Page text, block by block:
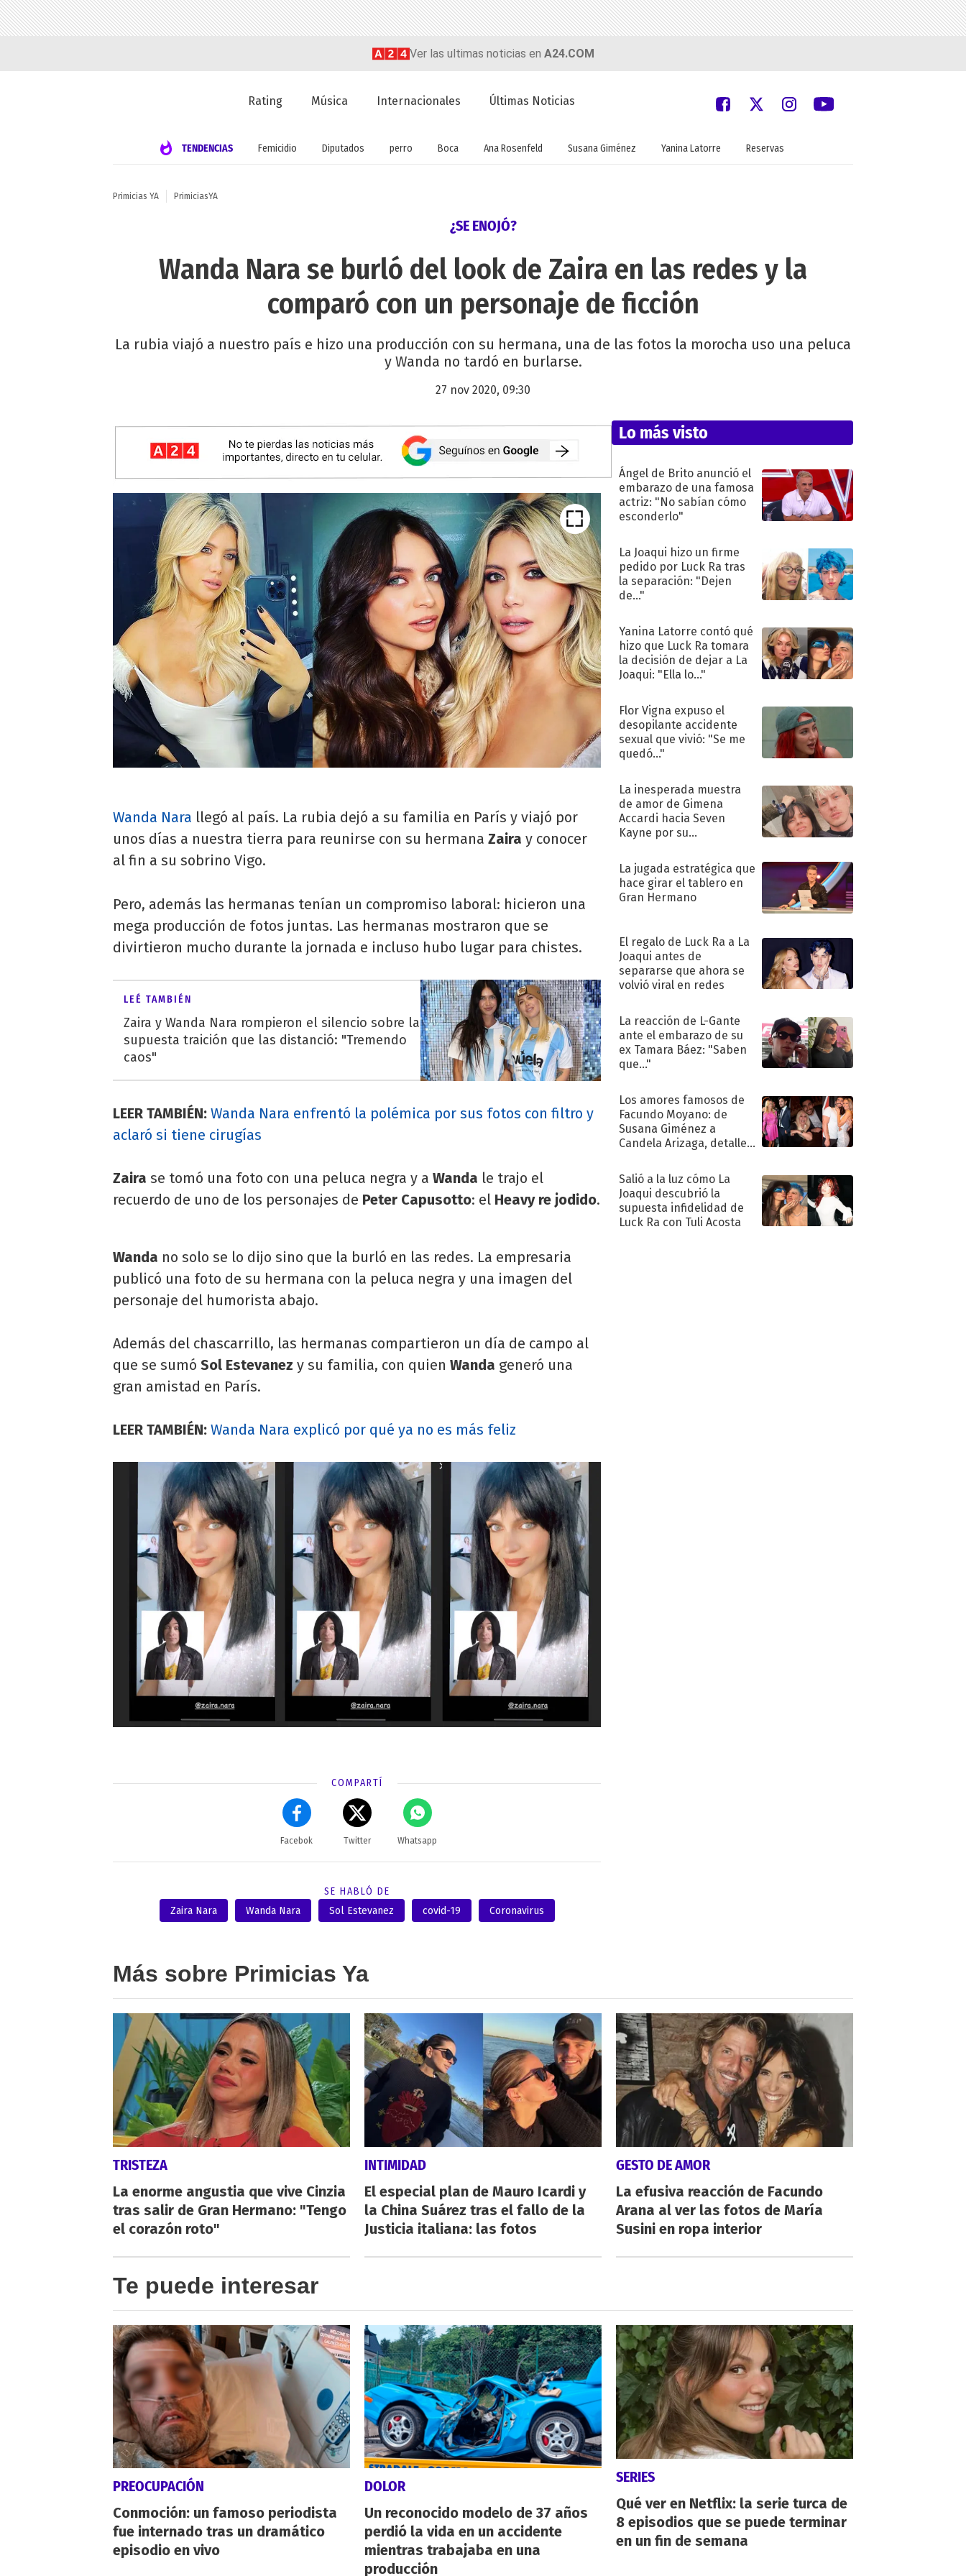
Ver las ultimas noticias en A24.COM
Rating Música Internacionales Últimas Noticias
TENDENCIAS Femicidio Diputados perro Boca Ana Rosenfeld Susana Giménez Yanina Latorre Reservas
Primicias YA PrimiciasYA
¿SE ENOJÓ?
Wanda Nara se burló del look de Zaira en las redes y la
comparó con un personaje de ficción
La rubia viajó a nuestro país e hizo una producción con su hermana, una de las fotos la morocha uso una peluca
y Wanda no tardó en burlarse.
27 nov 2020, 09:30
Wanda Nara llegó al país. La rubia dejó a su familia en París y viajó por
unos días a nuestra tierra para reunirse con su hermana Zaira y conocer
al fin a su sobrino Vigo.
Pero, además las hermanas tenían un compromiso laboral: hicieron una
mega producción de fotos juntas. Las hermanas mostraron que se
divirtieron mucho durante la jornada e incluso hubo lugar para chistes.
LEÉ TAMBIÉN
Zaira y Wanda Nara rompieron el silencio sobre la
supuesta traición que las distanció: "Tremendo
caos"
LEER TAMBIÉN: Wanda Nara enfrentó la polémica por sus fotos con filtro y
aclaró si tiene cirugías
Zaira se tomó una foto con una peluca negra y a Wanda le trajo el
recuerdo de uno de los personajes de Peter Capusotto: el Heavy re jodido.
Wanda no solo se lo dijo sino que la burló en las redes. La empresaria
publicó una foto de su hermana con la peluca negra y una imagen del
personaje del humorista abajo.
Además del chascarrillo, las hermanas compartieron un día de campo al
que se sumó Sol Estevanez y su familia, con quien Wanda generó una
gran amistad en París.
LEER TAMBIÉN: Wanda Nara explicó por qué ya no es más feliz
COMPARTÍ
Facebok Twitter Whatsapp
SE HABLÓ DE
Zaira Nara
Wanda Nara Sol Estevanez covid-19 Coronavirus
Lo más visto
Ángel de Brito anunció el
embarazo de una famosa
actriz: "No sabían cómo
esconderlo"
La Joaqui hizo un firme
pedido por Luck Ra tras
la separación: "Dejen
de..."
Yanina Latorre contó qué
hizo que Luck Ra tomara
la decisión de dejar a La
Joaqui: "Ella lo..."
Flor Vigna expuso el
desopilante accidente
sexual que vivió: "Se me
quedó..."
La inesperada muestra
de amor de Gimena
Accardi hacia Seven
Kayne por su
La jugada estratégica que
hace girar el tablero en
Gran Hermano
El regalo de Luck Ra a La
Joaqui antes de
separarse que ahora se
volvió viral en redes
La reacción de L-Gante
ante el embarazo de su
ex Tamara Báez: "Saben
que..."
Los amores famosos de
Facundo Moyano: de
Susana Giménez a
Candela Arizaga, detalles
sentimental
Salió a la luz cómo La
Joaqui descubrió la
supuesta infidelidad de
Luck Ra con Tuli Acosta
Más sobre Primicias Ya
TRISTEZA
La enorme angustia que vive Cinzia
tras salir de Gran Hermano: "Tengo
el corazón roto"
INTIMIDAD
El especial plan de Mauro Icardi y
la China Suárez tras el fallo de la
Justicia italiana: las fotos
GESTO DE AMOR
La efusiva reacción de Facundo
Arana al ver las fotos de María
Susini en ropa interior
Te puede interesar
PREOCUPACIÓN
Conmoción: un famoso periodista
fue internado tras un dramático
episodio en vivo
DOLOR
Un reconocido modelo de 37 años
perdió la vida en un accidente
mientras trabajaba en una
producción
SERIES
Qué ver en Netflix: la serie turca de
8 episodios que se puede terminar
en un fin de semana